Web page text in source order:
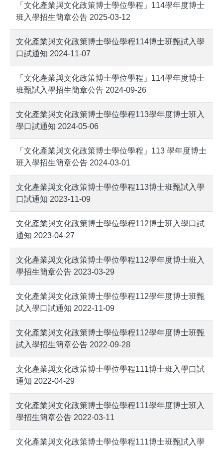
「文化產業與文化政策博士學位學程」114學年度博士
班入學招生簡章公告 2025-03-12
文化產業與文化政策博士學位學程114博士班甄試入學
口試通知 2024-11-07
「文化產業與文化政策博士學位學程」114學年度博士
班甄試入學招生簡章公告 2024-09-26
文化產業與文化政策博士學位學程113學年度博士班入
學口試通知 2024-05-06
「文化產業與文化政策博士學位學程」113 學年度博士
班入學招生簡章公告 2024-03-01
文化產業與文化政策博士學位學程113博士班甄試入學
口試通知 2023-11-09
文化產業與文化政策博士學位學程112博士班入學口試
通知 2023-04-27
文化產業與文化政策博士學位學程112學年度博士班入
學招生簡章公告 2023-03-29
文化產業與文化政策博士學位學程112學年度博士班甄
試入學口試通知 2022-11-09
文化產業與文化政策博士學位學程112學年度博士班甄
試入學招生簡章公告 2022-09-28
文化產業與文化政策博士學位學程111博士班入學口試
通知 2022-04-29
文化產業與文化政策博士學位學程111學年度博士班入
學招生簡章公告 2022-03-11
文化產業與文化政策博士學位學程111博士班甄試入學